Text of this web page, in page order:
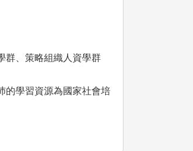
群、策略組織人資學群
的學習資源為國家社會培